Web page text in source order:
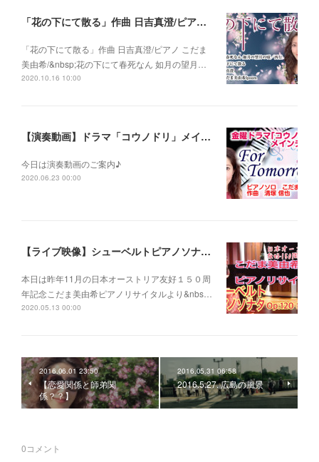
「花の下にて散る」作曲 日吉真澄/ピアノ こだま美由希/ 花の下にて春死なん 如月の望月の頃/西行
「花の下にて散る」作曲 日吉真澄/ピアノ こだま
美由希/&nbsp;花の下にて春死なん 如月の望月…
2020.10.16 10:00
【演奏動画】ドラマ「コウノドリ」メインテーマ〜For Tomorrow~
今日は演奏動画のご案内♪
2020.06.23 00:00
【ライブ映像】シューベルトピアノソナタOp.120 第１楽章 こだま美由希ピアノリサイタルより
本日は昨年11月の日本オーストリア友好１５０周
年記念こだま美由希ピアノリサイタルより&nbs…
2020.05.13 00:00
2016.06.01 23:50
【恋愛関係と師弟関
係？？】
2016.05.31 06:58
2016.5.27. 広島の風景
0コメント